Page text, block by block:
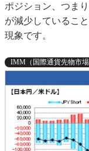
ポジション、つま
が減少しているこ
現象です。
IMM（国際通貨先物市